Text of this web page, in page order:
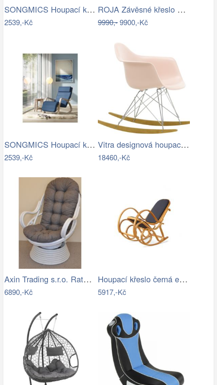
SONGMICS Houpací křeslo polstrované…
2539,-Kč
ROJA Závěsné křeslo CALI antracit
9990,-9900,-Kč
SONGMICS Houpací křeslo polstrované…
2539,-Kč
Vitra designová houpací křesla RAR
18460,-Kč
Axin Trading s.r.o. Ratanové houpací…
6890,-Kč
Houpací křeslo černá ekokůže - AT
5917,-Kč